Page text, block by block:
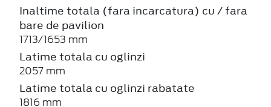
Inaltime totala (fara incarcatura) cu / fara
bare de pavilion
1713/1653 mm
Latime totala cu oglinzi
2057 mm
Latime totala cu oglinzi rabatate
1816 mm